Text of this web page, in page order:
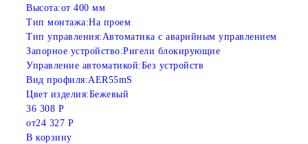
Высота:от 400 мм
Тип монтажа:На проем
Тип управления:Автоматика с аварийным управлением
Запорное устройство:Ригели блокирующие
Управление автоматикой:Без устройств
Вид профиля:AER55mS
Цвет изделия:Бежевый
36 308 Р
от24 327 Р
В корзину